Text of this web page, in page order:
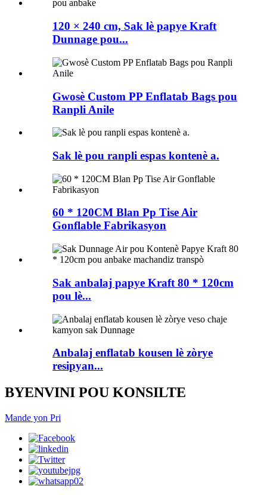
120 × 240 cm, Sak lè papye Kraft
Dunnage pou...
Gwosè Custom PP Enflatab Bags pou
Ranpli Anile
Sak lè pou ranpli espas kontenè a.
60 * 120CM Blan Pp Tise Air
Gonflable Fabrikasyon
Sak anbalaj papye Kraft 80 * 120cm
pou lè...
Anbalaj enflatab kousen lè zòrye
resipyan...
BYENVINI POU KONSILTE
Mande yon Pri